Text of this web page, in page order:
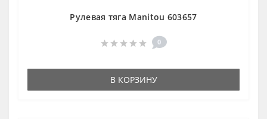
Рулевая тяга Manitou 603657
0
В КОРЗИНУ